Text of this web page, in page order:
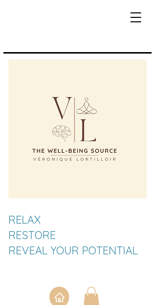
RELAX
RESTORE
REVEAL YOUR POTENTIAL